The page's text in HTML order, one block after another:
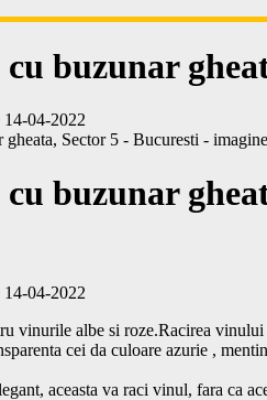
buzunar
14-04-2022
buzunar
14-04-2022
vinurile albe si roze.Racirea
cei da culoare azurie ,
aceasta va raci vinul, fara ca